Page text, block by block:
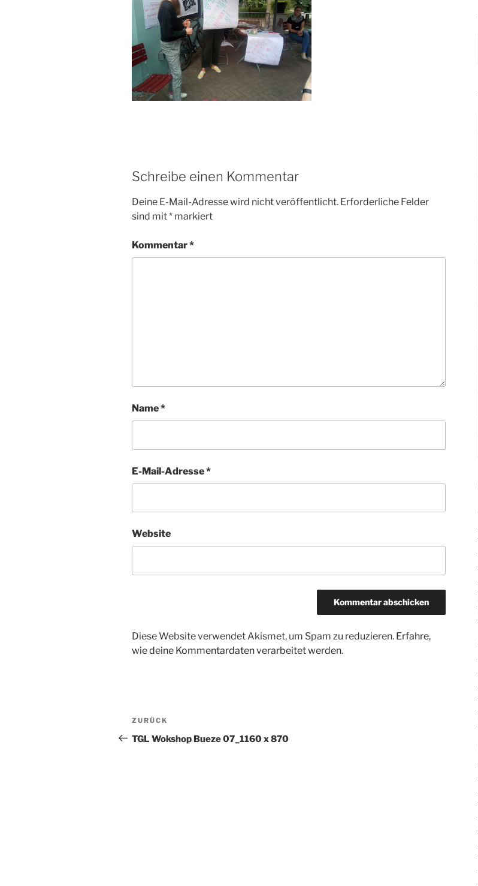
Schreibe einen Kommentar
Deine E-Mail-Adresse wird nicht veröffentlicht. Erforderliche Felder
sind mit* markiert
Kommentar*
Name*
E-Mail-Adresse*
Website
Diese Website verwendet Akismet, um Spam zu reduzieren. Erfahre,
wie deine Kommentardaten verarbeitet werden.
Beitragsnavigation
Vorheriger
Beitrag
ZURÜCK
TGL Wokshop Bueze 07_1160 x 870